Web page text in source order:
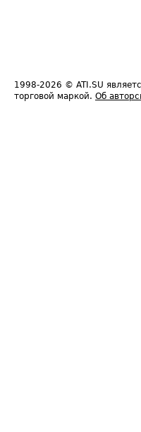
1998-2026 © ATI.SU
торговой маркой. Об